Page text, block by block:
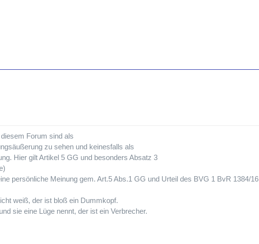
Forum sind als
zu sehen und keinesfalls als
Hier gilt Artikel 5 GG und besonders Absatz 3
persönliche Meinung gem. Art.5 Abs.1 GG und Urteil des BVG 1 BvR 1384/16
weiß, der ist bloß ein Dummkopf.
sie eine Lüge nennt, der ist ein Verbrecher.